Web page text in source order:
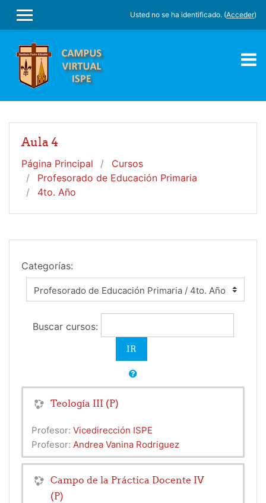
PANEL LATERAL
Usted no se ha identificado. (Acceder)
Aula 4
Página Principal
Cursos
Profesorado de Educación Primaria
4to. Año
Categorías:
Buscar cursos:
Teología III (P)
Profesor: Vicedirección ISPE
Profesor: Andrea Vanina Rodriguez
Campo de la Práctica Docente IV
(P)